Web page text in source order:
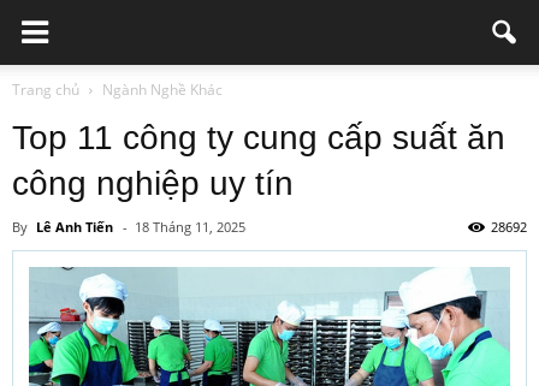
Trang chủ Ngành Nghề Khác
Top 11 công ty cung cấp suất ăn
công nghiệp uy tín
By Lê Anh Tiến - 18 Tháng 11, 2025 28692